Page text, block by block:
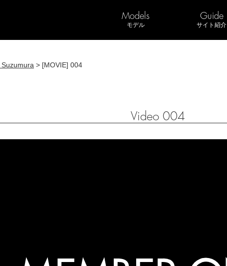
Models
モデル
Guide
サイト紹介
> [MOVIE] 004
Video 004